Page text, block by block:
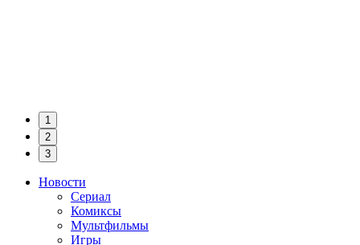
1
2
3
Новости
Сериал
Комиксы
Мультфильмы
Игры